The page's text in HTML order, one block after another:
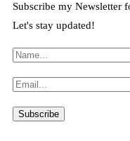
Subscribe my Newsletter
Let's stay updated!